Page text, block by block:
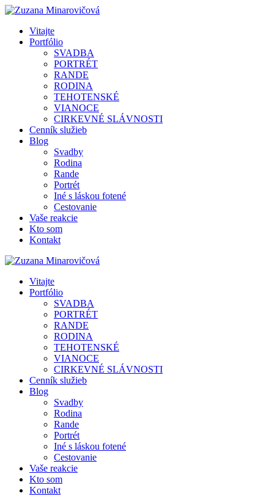
Vitajte
Portfólio
SVADBA
PORTRÉT
RANDE
RODINA
TEHOTENSKÉ
VIANOCE
CIRKEVNÉ SLÁVNOSTI
Cenník služieb
Blog
Svadby
Rodina
Rande
Portrét
Iné s láskou fotené
Cestovanie
Vaše reakcie
Kto som
Kontakt
Vitajte
Portfólio
SVADBA
PORTRÉT
RANDE
RODINA
TEHOTENSKÉ
VIANOCE
CIRKEVNÉ SLÁVNOSTI
Cenník služieb
Blog
Svadby
Rodina
Rande
Portrét
Iné s láskou fotené
Cestovanie
Vaše reakcie
Kto som
Kontakt